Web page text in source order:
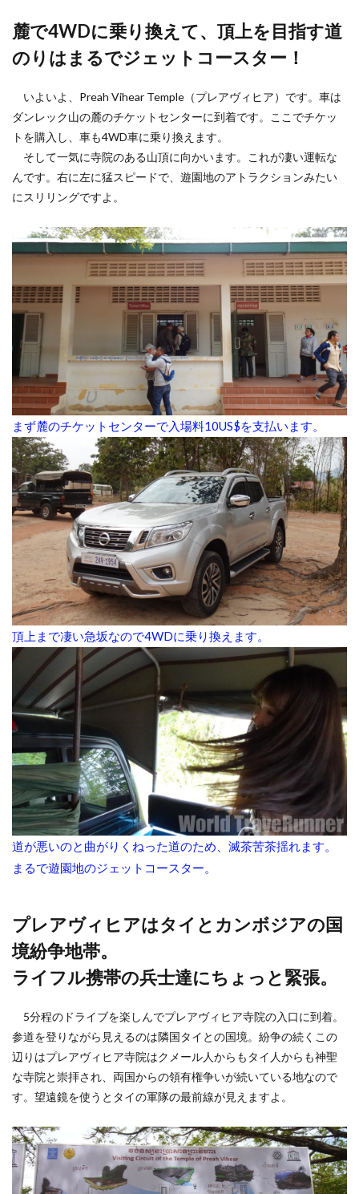
麓で4WDに乗り換えて、頂上を目指す道
のりはまるでジェットコースター！
いよいよ、Preah Vihear Temple（プレアヴィヒア）です。車は
ダンレック山の麓のチケットセンターに到着です。ここでチケッ
トを購入し、車も4WD車に乗り換えます。
そして一気に寺院のある山頂に向かいます。これが凄い運転な
んです。右に左に猛スピードで、遊園地のアトラクションみたい
にスリリングですよ。
まず麓のチケットセンターで入場料10US$を支払います。
頂上まで凄い急坂なので4WDに乗り換えます。
道が悪いのと曲がりくねった道のため、滅茶苦茶揺れます。
まるで遊園地のジェットコースター。
プレアヴィヒアはタイとカンボジアの国
境紛争地帯。
ライフル携帯の兵士達にちょっと緊張。
5分程のドライブを楽しんでプレアヴィヒア寺院の入口に到着。
参道を登りながら見えるのは隣国タイとの国境。紛争の続くこの
辺りはプレアヴィヒア寺院はクメール人からもタイ人からも神聖
な寺院と崇拝され、両国からの領有権争いが続いている地なので
す。望遠鏡を使うとタイの軍隊の最前線が見えますよ。